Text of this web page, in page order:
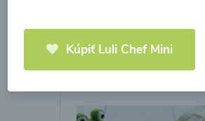
00:16
Kúpiť Luli Chef Mini